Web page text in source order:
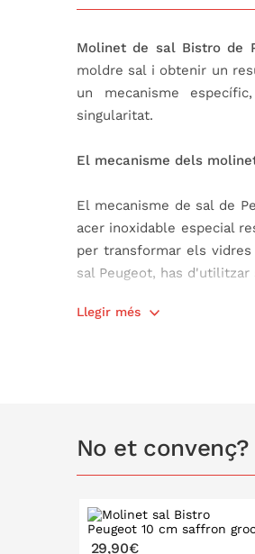
Molinet de sal Bistro de
moldre sal i obtenir un
un mecanisme
singularitat.
El mecanisme dels
El mecanisme de sal de
acer inoxidable especial
per transformar els
sal Peugeot, has
Característiques del
mecanisme).
Mides: ø 5 x h 10 cm.
Al món dels molinets
Peugeot, fàbrica
Llegir més
No et
29,90€